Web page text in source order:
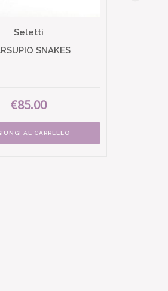
Seletti
SNAKES
€85.00
AL CARRELLO